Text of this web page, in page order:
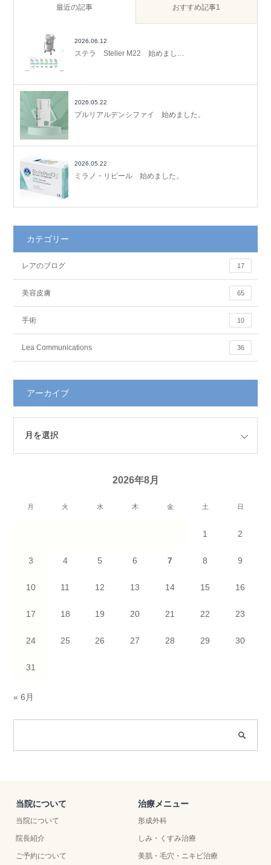
最近の記事 おすすめ記事1
2026.06.12
ステラ Steller M22 始めまし…
2026.05.22
プルリアルデンシファイ 始めました。
2026.05.22
ミラノ・リピール 始めました。
カテゴリー
レアのブログ 17
美容皮膚 65
手術 10
Lea Communications 36
アーカイブ
2026年8月
月 火 水 木 金 土 日
1 2
3 4 5 6 7 8 9
10 11 12 13 14 15 16
17 18 19 20 21 22 23
24 25 26 27 28 29 30
31
« 6月
当院について
当院について
院長紹介
ご予約について
治療メニュー
形成外科
しみ・くすみ治療
美肌・毛穴・ニキビ治療